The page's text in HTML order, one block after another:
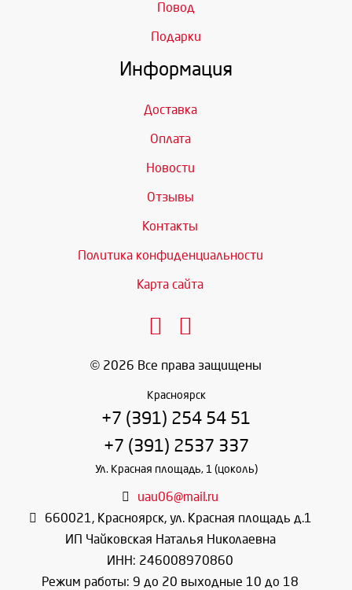
Повод
Подарки
Информация
Доставка
Оплата
Новости
Отзывы
Контакты
Политика конфиденциальности
Карта сайта
© 2026 Все права защищены
Красноярск
+7 (391) 254 54 51
+7 (391) 2537 337
Ул. Красная площадь, 1 (цоколь)
uau06@mail.ru
660021 , Красноярск, ул. Красная площадь д.1
ИП Чайковская Наталья Николаевна
ИНН: 246008970860
Режим работы: 9 до 20 выходные 10 до 18